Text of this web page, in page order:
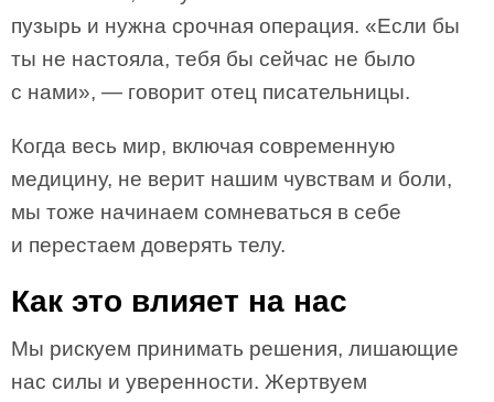
пузырь и нужна срочная операция. «Если бы
ты не настояла, тебя бы сейчас не было
с нами», — говорит отец писательницы.
Когда весь мир, включая современную
медицину, не верит нашим чувствам и боли,
мы тоже начинаем сомневаться в себе
и перестаем доверять телу.
Как это влияет на нас
Мы рискуем принимать решения, лишающие
нас силы и уверенности. Жертвуем